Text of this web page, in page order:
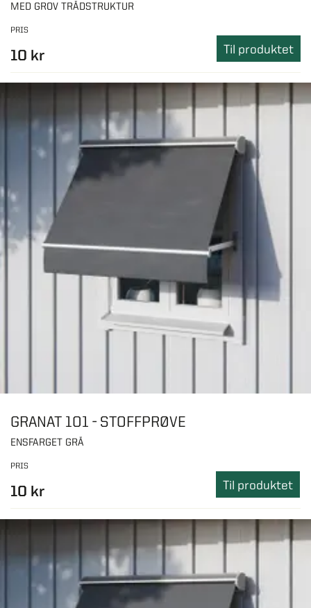
MED GROV TRÅDSTRUKTUR
PRIS
10 kr Til produktet
GRANAT 101 - STOFFPRØVE
ENSFARGET GRÅ
PRIS
10 kr Til produktet